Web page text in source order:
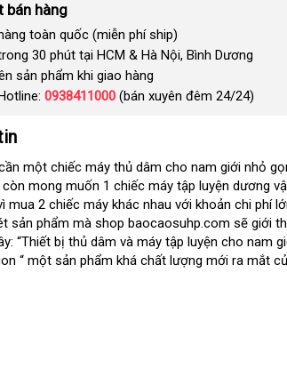
bán hàng
toàn quốc (miễn phí ship)
30 phút tại HCM & Hà Nội, Bình Dương
sản phẩm khi giao hàng
0938411000(bán xuyên đêm 24/24)
một chiếc máy thủ dâm cho nam giới nhỏ
còn mong muốn 1 chiếc máy tập luyện dương
mua 2 chiếc máy khác nhau với khoản chi phí
sản phẩm mà shop baocaosuhp.com sẽ giới
“Thiết bị thủ dâm và máy tập luyện cho nam
“ một sản phẩm khá chất lượng mới ra mắt